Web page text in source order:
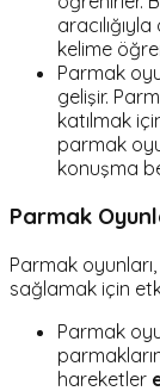
kelime
Parmak
gelişir.
katılmak
parmak
konuşma
Parmak
Parmak
sağlamak için
Parmak
hareketler